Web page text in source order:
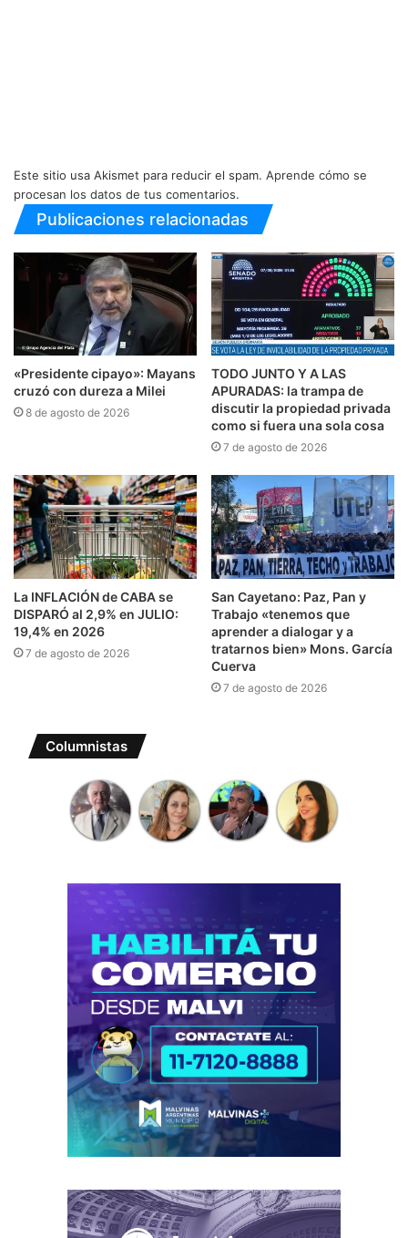
Este sitio usa Akismet para reducir el spam. Aprende cómo se
procesan los datos de tus comentarios.
Publicaciones relacionadas
«Presidente cipayo»: Mayans
cruzó con dureza a Milei
8 de agosto de 2026
TODO JUNTO Y A LAS
APURADAS: la trampa de
discutir la propiedad privada
como si fuera una sola cosa
7 de agosto de 2026
La INFLACIÓN de CABA se
DISPARÓ al 2,9% en JULIO:
19,4% en 2026
7 de agosto de 2026
San Cayetano: Paz, Pan y
Trabajo «tenemos que
aprender a dialogar y a
tratarnos bien» Mons. García
Cuerva
7 de agosto de 2026
Columnistas